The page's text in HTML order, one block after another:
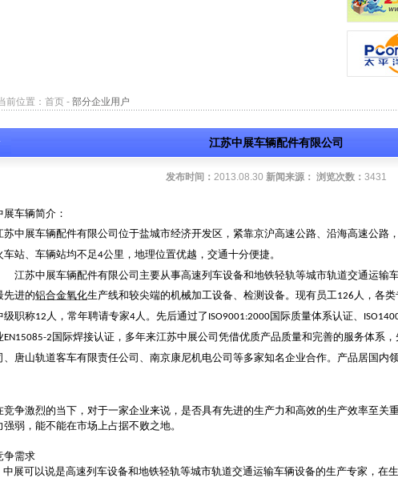
前位置： 首页 - 部分企业用户
江苏中展车辆配件有限公司
发布时间： 2013.08.30 新闻来源： 浏览次数： 3431
展车辆简介：
苏中展车辆配件有限公司位于盐城市经济开发区，紧靠京沪高速公路、沿海高速公路
车站、车辆站均不足4公里，地理位置优越，交通十分便捷。
苏中展车辆配件有限公司主要从事高速列车设备和地铁轻轨等城市轨道交通运输
先进的铝合金氧化生产线和较尖端的机械加工设备、检测设备。现有员工126 人，各
级职称12 人，常年聘请专家4人。先后通过了 ISO9001:2000国际质量体系认证、
EN15085-2 国际焊接认证，多年来江苏中展公司凭借优质产品质量和完善的服务体系
、唐山轨道客车有限责任公司、南京康尼机电公司等多家知名企业合作。产品居国内领
竞争激烈的当下，对于一家企业来说，是否具有先进的生产力和高效的生产效率至关
强弱，能不能在市场上占据不败之地。
争需求
中展可以说是高速列车设备和地铁轻轨等城市轨道交通运输车辆设备的生产专家，在